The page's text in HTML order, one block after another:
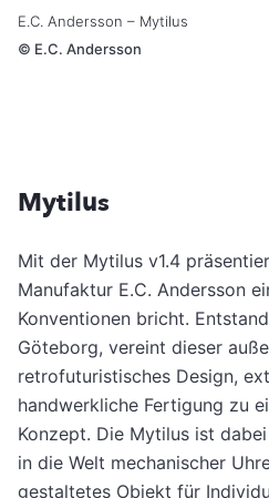
E.C. Andersson – Mytilus
© E.C. Andersson
Mytilus
Mit der Mytilus v1.4
Manufaktur E.C. Andersson
Konventionen bricht.
Göteborg, vereint dieser
retrofuturistisches Design,
handwerkliche Fertigung zu
Konzept. Die Mytilus ist
in die Welt mechanischer
gestaltetes Objekt für